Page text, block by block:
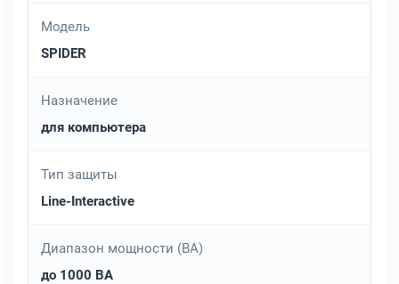
Модель
SPIDER
Назначение
для компьютера
Тип защиты
Line-Interactive
Диапазон мощности (ВА)
до 1000 ВА